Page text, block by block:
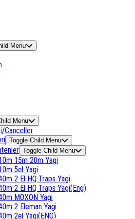
Menu
Menu
Canceller
Toggle Child Menu
Toggle Child Menu
15m 20m Yagi
5el Yagi
2 El HQ Traps Yagi
2 El HQ Traps Yagi(Eng)
MOXON Yagi
2 Eleman Yagi
2el Yagi(ENG)